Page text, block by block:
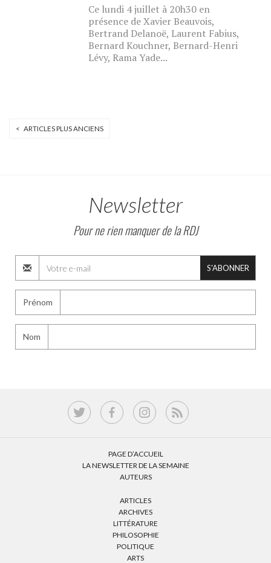
Ce lundi 4 juillet à 20h30 en
présence de Xavier Beauvois,
Bertrand Delanoë, Laurent Fabius,
Bernard Kouchner, Bernard-Henri
Lévy, Rama Yade...
< ARTICLES PLUS ANCIENS
Newsletter
Pour ne rien manquer de la RDJ
S'ABONNER
Prénom
Nom
PAGE D’ACCUEIL
LA NEWSLETTER DE LA SEMAINE
AUTEURS
ARTICLES
ARCHIVES
LITTÉRATURE
PHILOSOPHIE
POLITIQUE
ARTS